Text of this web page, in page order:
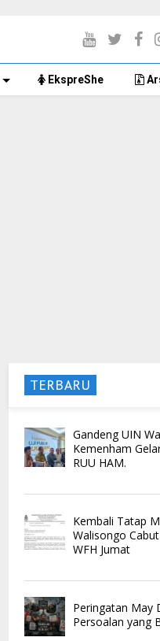
EkspreShe
TERBARU
Gandeng UIN
Kemenham
RUU HAM.
Kembali Tatap
Walisongo
WFH Jumat
Peringatan May
Persoalan yang